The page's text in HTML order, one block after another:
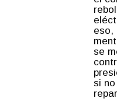
eso,
se
si